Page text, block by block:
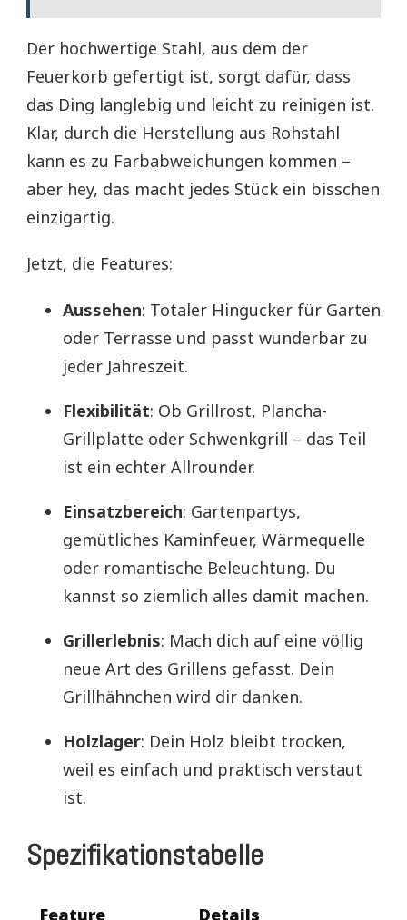
Der hochwertige Stahl, aus dem der
Feuerkorb gefertigt ist, sorgt dafür, dass
das Ding langlebig und leicht zu reinigen ist.
Klar, durch die Herstellung aus Rohstahl
kann es zu Farbabweichungen kommen –
aber hey, das macht jedes Stück ein bisschen
einzigartig.
Jetzt, die Features:
Aussehen: Totaler Hingucker für Garten
oder Terrasse und passt wunderbar zu
jeder Jahreszeit.
Flexibilität: Ob Grillrost, Plancha-
Grillplatte oder Schwenkgrill – das Teil
ist ein echter Allrounder.
Einsatzbereich: Gartenpartys,
gemütliches Kaminfeuer, Wärmequelle
oder romantische Beleuchtung. Du
kannst so ziemlich alles damit machen.
Grillerlebnis: Mach dich auf eine völlig
neue Art des Grillens gefasst. Dein
Grillhähnchen wird dir danken.
Holzlager: Dein Holz bleibt trocken,
weil es einfach und praktisch verstaut
ist.
Spezifikationstabelle
Feature Details